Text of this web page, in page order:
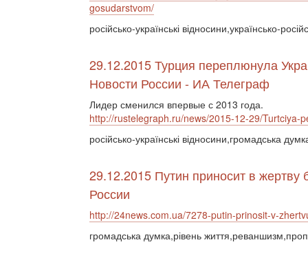
gosudarstvom/
російсько-українські відносини,українсько-
29.12.2015 Турция переплюнула
Новости России - ИА Телеграф
Лидер сменился впервые с 2013 года.
http://rustelegraph.ru/news/2015-12-29/Turtciya-
російсько-українські відносини,громадська
29.12.2015 Путин приносит в жертву
России
http://24news.com.ua/7278-putin-prinosit-v-
громадська думка,рівень